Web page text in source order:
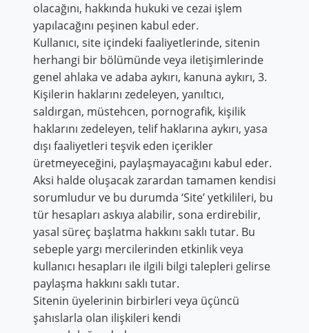
olacağını, hakkında hukuki ve cezai işlem
yapılacağını peşinen kabul eder.
Kullanıcı, site içindeki faaliyetlerinde, sitenin
herhangi bir bölümünde veya iletişimlerinde
genel ahlaka ve adaba aykırı, kanuna aykırı, 3.
Kişilerin haklarını zedeleyen, yanıltıcı,
saldırgan, müstehcen, pornografik, kişilik
haklarını zedeleyen, telif haklarına aykırı, yasa
dışı faaliyetleri teşvik eden içerikler
üretmeyeceğini, paylaşmayacağını kabul eder.
Aksi halde oluşacak zarardan tamamen kendisi
sorumludur ve bu durumda ‘Site’ yetkilileri, bu
tür hesapları askıya alabilir, sona erdirebilir,
yasal süreç başlatma hakkını saklı tutar. Bu
sebeple yargı mercilerinden etkinlik veya
kullanıcı hesapları ile ilgili bilgi talepleri gelirse
paylaşma hakkını saklı tutar.
Sitenin üyelerinin birbirleri veya üçüncü
şahıslarla olan ilişkileri kendi